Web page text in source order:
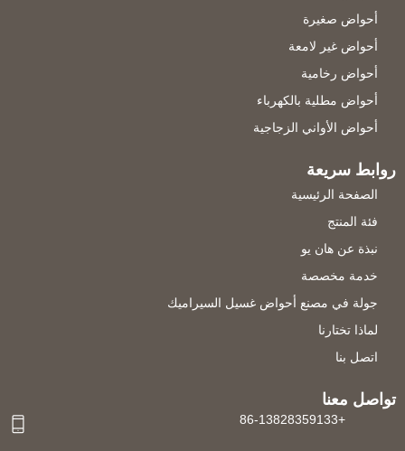
أحواض صغيرة
أحواض غير لامعة
أحواض رخامية
أحواض مطلية بالكهرباء
أحواض الأواني الزجاجية
روابط سريعة
الصفحة الرئيسية
فئة المنتج
نبذة عن هان يو
خدمة مخصصة
جولة في مصنع أحواض غسيل السيراميك
لماذا تختارنا
اتصل بنا
تواصل معنا
+86-13828359133